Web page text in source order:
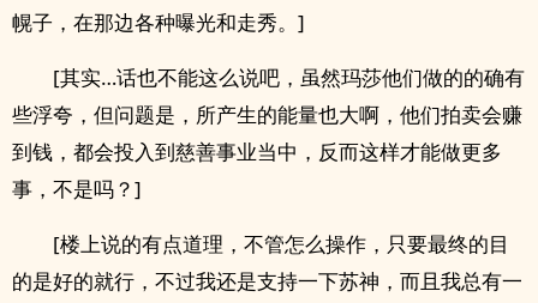
幌子，在那边各种曝光和走秀。]
[其实…话也不能这么说吧，虽然玛莎他们做的的确有
些浮夸，但问题是，所产生的能量也大啊，他们拍卖会赚
到钱，都会投入到慈善事业当中，反而这样才能做更多
事，不是吗？]
[楼上说的有点道理，不管怎么操作，只要最终的目
的是好的就行，不过我还是支持一下苏神，而且我总有一